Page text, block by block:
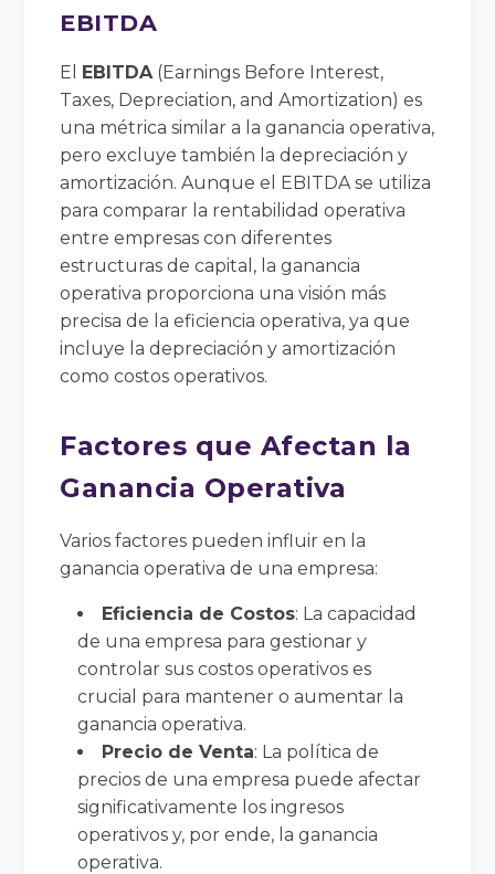
EBITDA
El EBITDA(Earnings Before Interest,
Taxes, Depreciation, and Amortization) es
una métrica similar a la ganancia operativa,
pero excluye también la depreciación y
amortización. Aunque el EBITDA se utiliza
para comparar la rentabilidad operativa
entre empresas con diferentes
estructuras de capital, la ganancia
operativa proporciona una visión más
precisa de la eficiencia operativa, ya que
incluye la depreciación y amortización
como costos operativos.
Factores que Afectan la
Ganancia Operativa
Varios factores pueden influir en la
ganancia operativa de una empresa:
Eficiencia de Costos: La capacidad
de una empresa para gestionar y
controlar sus costos operativos es
crucial para mantener o aumentar la
ganancia operativa.
Precio de Venta: La política de
precios de una empresa puede afectar
significativamente los ingresos
operativos y, por ende, la ganancia
operativa.